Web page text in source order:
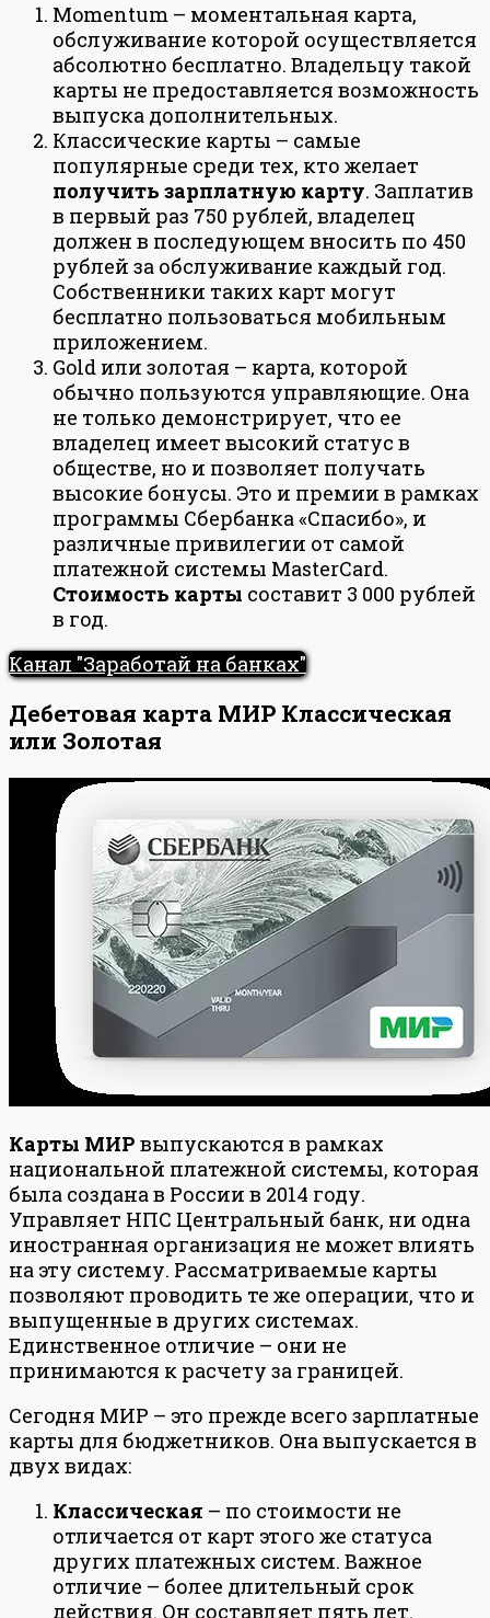
Momentum – моментальная карта,
обслуживание которой осуществляется
абсолютно бесплатно. Владельцу такой
карты не предоставляется возможность
выпуска дополнительных.
Классические карты – самые
популярные среди тех, кто желает
получить зарплатную карту. Заплатив
в первый раз 750 рублей, владелец
должен в последующем вносить по 450
рублей за обслуживание каждый год.
Собственники таких карт могут
бесплатно пользоваться мобильным
приложением.
Gold или золотая – карта, которой
обычно пользуются управляющие. Она
не только демонстрирует, что ее
владелец имеет высокий статус в
обществе, но и позволяет получать
высокие бонусы. Это и премии в рамках
программы Сбербанка «Спасибо», и
различные привилегии от самой
платежной системы MasterCard.
Стоимость карты составит 3 000 рублей
в год.
Канал "Заработай на банках"
Дебетовая карта МИР Классическая
или Золотая
Карты МИР выпускаются в рамках
национальной платежной системы, которая
была создана в России в 2014 году.
Управляет НПС Центральный банк, ни одна
иностранная организация не может влиять
на эту систему. Рассматриваемые карты
позволяют проводить те же операции, что и
выпущенные в других системах.
Единственное отличие – они не
принимаются к расчету за границей.
Сегодня МИР – это прежде всего зарплатные
карты для бюджетников. Она выпускается в
двух видах:
Классическая – по стоимости не
отличается от карт этого же статуса
других платежных систем. Важное
отличие – более длительный срок
действия. Он составляет пять лет.